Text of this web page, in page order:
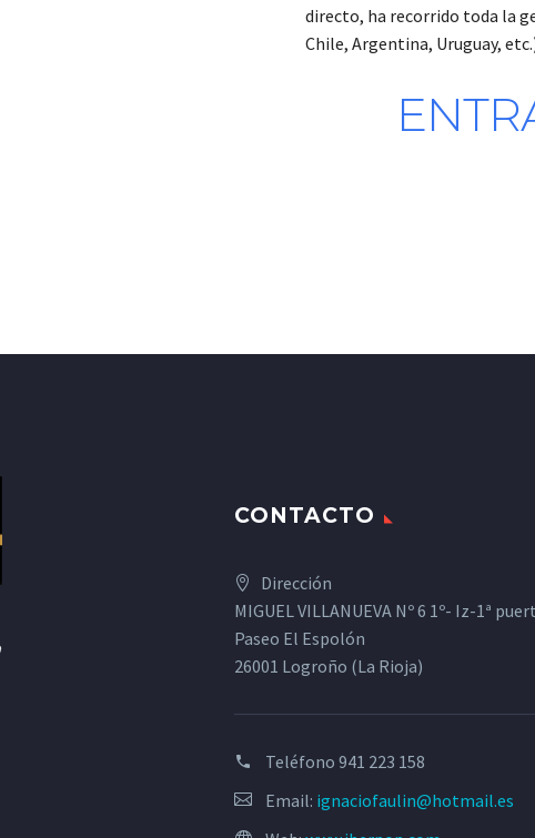
directo, ha recorrido toda la
Chile, Argentina, Uruguay,
CONTACTO
Dirección
MIGUEL VILLANUEVA Nº 6 1º- Iz-1ª
Paseo El Espolón
26001 Logroño (La Rioja)
Teléfono 941 223 158
Email: ignaciofaulin@hotmail.es